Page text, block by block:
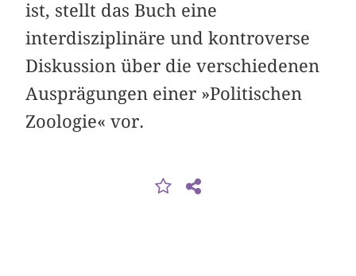
ist, stellt das Buch eine
interdisziplinäre und kontroverse
Diskussion über die verschiedenen
Ausprägungen einer »Politischen
Zoologie« vor.